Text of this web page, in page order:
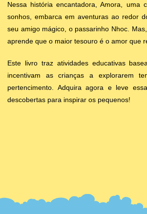
Nessa história encantadora, Amora, uma
sonhos, embarca em aventuras ao redor
seu amigo mágico, o passarinho Nhoc.
aprende que o maior tesouro é o amor que
Este livro traz atividades educativas
incentivam as crianças a explorarem
pertencimento. Adquira agora e leve
descobertas para inspirar os pequenos!